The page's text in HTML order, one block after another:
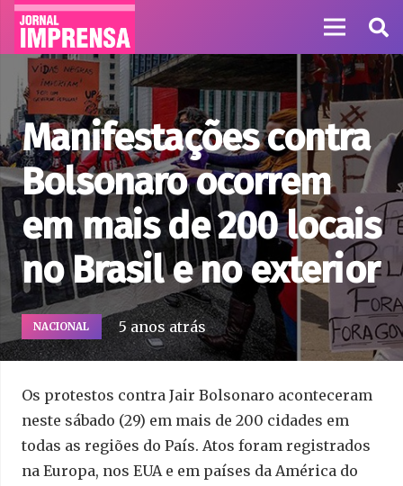
Manifestações contra
Bolsonaro ocorrem
em mais de 200 locais
no Brasil e no exterior
NACIONAL 5 anos atrás
Os protestos contra Jair Bolsonaro aconteceram
neste sábado (29) em mais de 200 cidades em
todas as regiões do País. Atos foram registrados
na Europa, nos EUA e em países da América do